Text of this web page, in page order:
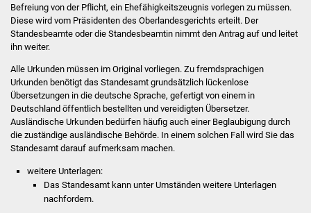
Lebenslagen
Stadtseniorenrat
Sommerwochen für
Ältere
Pflegeheim
Befreiung von der Pflicht, ein Ehefähigkeitszeugnis vorlegen zu müssen.
Diese wird vom Präsidenten des Oberlandesgerichts erteilt. Der
Standesbeamte oder die Standesbeamtin nimmt den Antrag auf und leitet
ihn weiter.
Alle Urkunden müssen im Original vorliegen. Zu fremdsprachigen
Urkunden benötigt das Standesamt grundsätzlich lückenlose
Übersetzungen in die deutsche Sprache, gefertigt von einem in
Deutschland öffentlich bestellten und vereidigten Übersetzer.
Ausländische Urkunden bedürfen häufig auch einer Beglaubigung durch
die zuständige ausländische Behörde. In einem solchen Fall wird Sie das
Standesamt darauf aufmerksam machen.
weitere Unterlagen:
​​​​​​​Das Standesamt kann unter Umständen weitere Unterlagen
nachfordern.